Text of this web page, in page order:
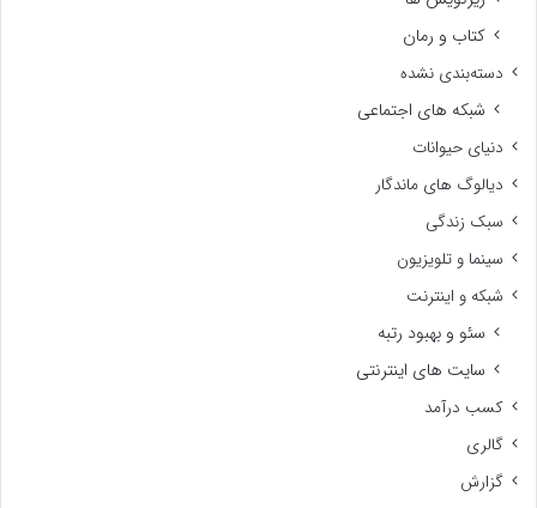
کتاب و رمان
دسته‌بندی نشده
شبکه های اجتماعی
دنیای حیوانات
دیالوگ های ماندگار
سبک زندگی
سینما و تلویزیون
شبکه و اینترنت
سئو و بهبود رتبه
سایت های اینترنتی
کسب درآمد
گالری
گزارش